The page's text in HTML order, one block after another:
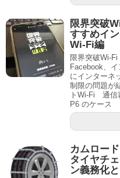
限界突破
すすめイ
Wi-Fi編
限界突破Wi-
Facebook、
にインターネ
制限の問題が
トWi-Fi 通信
P6 のケース
カムロー
タイヤチ
ン義務化